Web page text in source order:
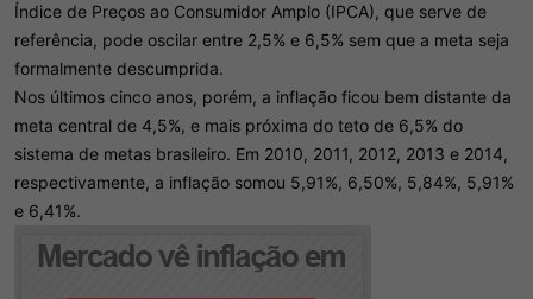
Índice de Preços ao Consumidor Amplo (IPCA), que serve de
referência, pode oscilar entre 2,5% e 6,5% sem que a meta seja
formalmente descumprida.
Nos últimos cinco anos, porém, a inflação ficou bem distante da
meta central de 4,5%, e mais próxima do teto de 6,5% do
sistema de metas brasileiro. Em 2010, 2011, 2012, 2013 e 2014,
respectivamente, a inflação somou 5,91%, 6,50%, 5,84%, 5,91%
e 6,41%.